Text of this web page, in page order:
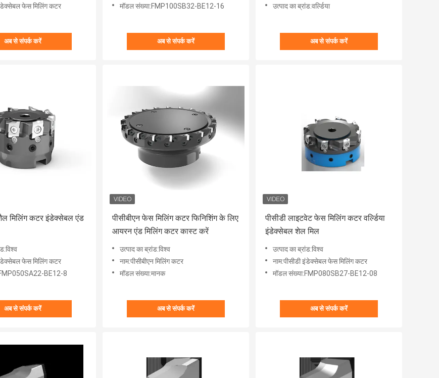
फेस मिलिंग कटर
अब से संपर्क करें
मॉडल संख्या:FMP100SB32-BE12-16
अब से संपर्क करें
उत्पाद का ब्रांड:वर्ल्डिया
अब से संपर्क करें
मिलिंग कटर इंडेक्सेबल एंड
फेस मिलिंग कटर
BE12-8
अब से संपर्क करें
पीसीबीएन फेस मिलिंग कटर फिनिशिंग के लिए
आयरन एंड मिलिंग कटर कास्ट करें
उत्पाद का ब्रांड:विश्व
नाम:पीसीबीएन मिलिंग कटर
मॉडल संख्या:मानक
अब से संपर्क करें
पीसीडी लाइटवेट फेस मिलिंग कटर वर्ल्डिया
इंडेक्सेबल शेल मिल
उत्पाद का ब्रांड:विश्व
नाम:पीसीडी इंडेक्सेबल फेस मिलिंग कटर
मॉडल संख्या:FMP080SB27-BE12-08
अब से संपर्क करें